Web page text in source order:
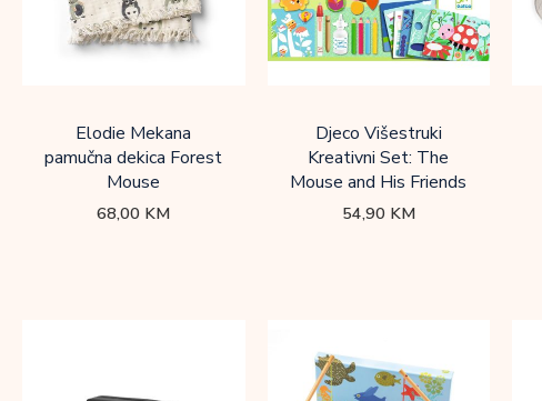
Elodie Mekana
pamučna dekica Forest
Mouse
68,00 KM
Djeco Višestruki
Kreativni Set: The
Mouse and His Friends
54,90 KM